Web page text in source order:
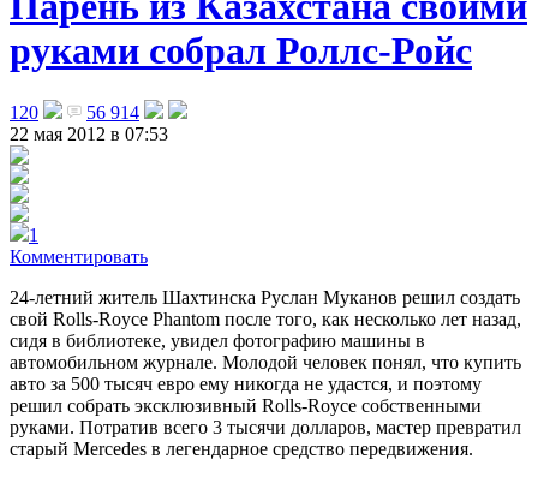
руками собрал Роллс-Ройс
120
56 914
22 мая 2012 в 07:53
1
Комментировать
24-летний житель Шахтинска Руслан Муканов решил создать
свой Rolls-Royce Phantom после того, как несколько лет назад,
сидя в библиотеке, увидел фотографию машины в
автомобильном журнале. Молодой человек понял, что купить
авто за 500 тысяч евро ему никогда не удастся, и поэтому
решил собрать эксклюзивный Rolls-Royce собственными
руками. Потратив всего 3 тысячи долларов, мастер превратил
старый Mercedes в легендарное средство передвижения.